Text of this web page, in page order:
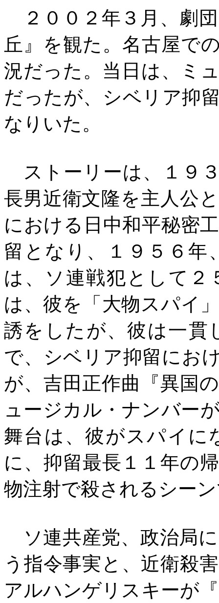
２００２年３月、劇
丘』を観た。名古屋で
況だった。当日は、ミ
だったが、シベリア抑
なりいた。
ストーリーは、１９
長男近衛文隆を主人公
における日中和平秘密
留となり、１９５６年
は、ソ連戦犯として２
は、彼を「大物スパイ
誘をしたが、彼は一貫
で、シベリア抑留にお
が、吉田正作曲『異国
ュージカル・ナンバー
舞台は、彼がスパイに
に、抑留最長１１年の
物注射で殺されるシー
ソ連共産党、政治局
う指令事実と、近衛殺
アルハンゲリスキーが